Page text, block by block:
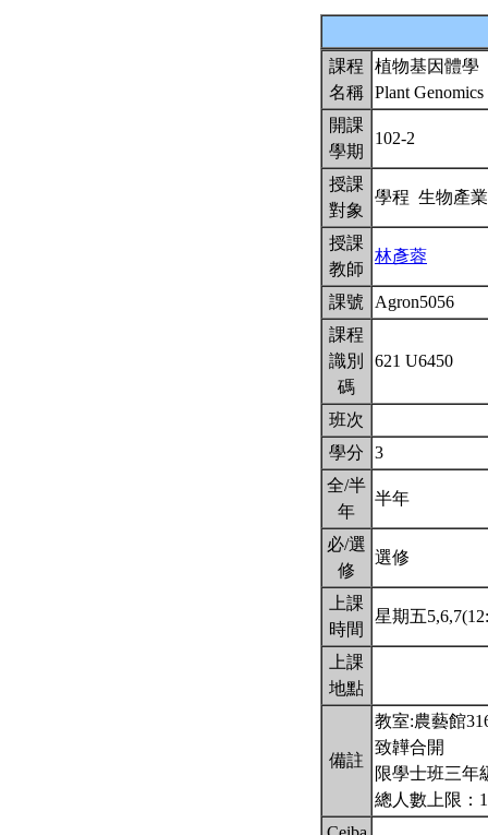
課程
名稱
植物基因體學
Plant Genomics
開課
學期
102-2
授課
對象
學程 生物產
授課
教師
林彥蓉
課號
Agron5056
課程
識別
碼
621 U6450
班次
學分
3
全/半
年
半年
必/選
修
選修
上課
時間
星期五
上課
地點
備註
教室:農藝館
致韡合開
限學士班三年
總人數上限：